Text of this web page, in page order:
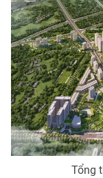
® Cấm sao chép
thuận bằng vănTổng